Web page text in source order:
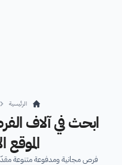
الرئيسية
ابحث في آلاف
فرص مجانية ومدفوعة متنوعة